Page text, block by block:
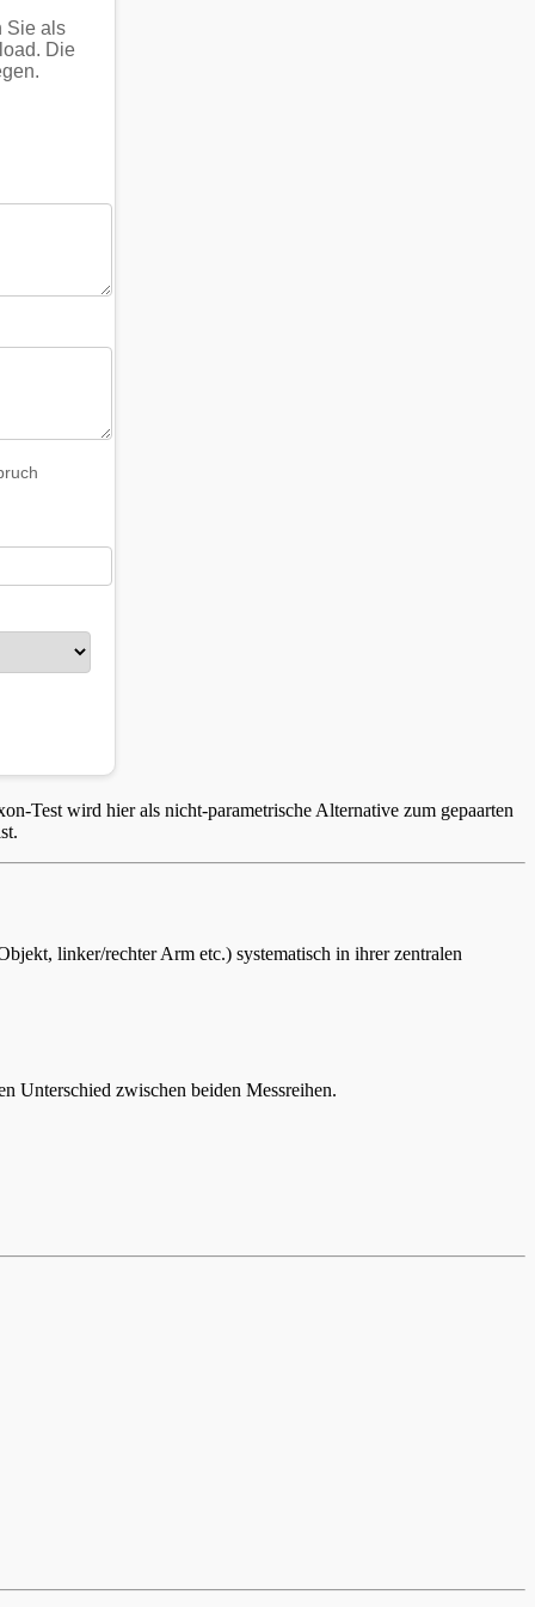
Sie als
Die
Test wird hier als nicht-parametrische Alternative zum gepaarten
linker/rechter Arm etc.) systematisch in ihrer zentralen
Unterschied zwischen beiden Messreihen.